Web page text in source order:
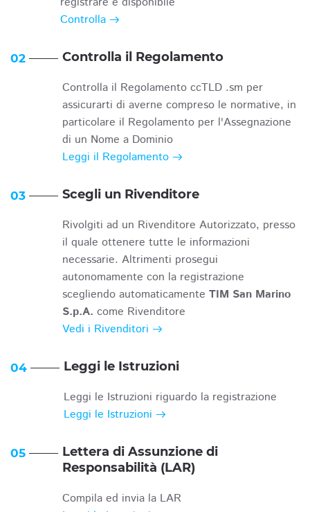
Controlla
02 Controlla il Regolamento
Controlla il Regolamento ccTLD .sm per
assicurarti di averne compreso le normative, in
particolare il Regolamento per l'Assegnazione
di un Nome a Dominio
Leggi il Regolamento
03 Scegli un Rivenditore
Rivolgiti ad un Rivenditore Autorizzato, presso
il quale ottenere tutte le informazioni
necessarie. Altrimenti prosegui
autonomamente con la registrazione
scegliendo automaticamente TIM San Marino
S.p.A. come Rivenditore
Vedi i Rivenditori
04 Leggi le Istruzioni
Leggi le Istruzioni riguardo la registrazione
Leggi le Istruzioni
05
Lettera di Assunzione di
Responsabilità (LAR)
Compila ed invia la LAR